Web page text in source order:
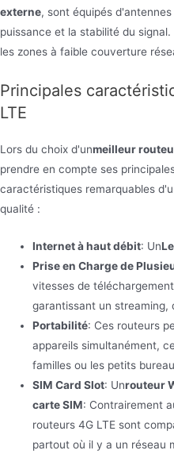
externe, sont équipés
puissance et la stabilité du
les zones à faible couverture
Principales
LTE
Lors du choix d'unmeilleur
prendre en compte ses
caractéristiques remarquables
qualité :
Internet à haut débit: UnLe
Prise en Charge de
vitesses de
garantissant un streaming,
Portabilité: Ces routeurs
appareils simultanément,
familles ou les petits
SIM Card Slot: Unrouteur
carte SIM: Contrairement
routeurs 4G LTE sont
partout où il y a un réseau